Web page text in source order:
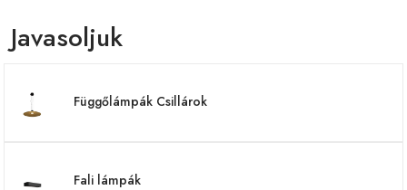
Javasoljuk
Függőlámpák Csillárok
Fali lámpák